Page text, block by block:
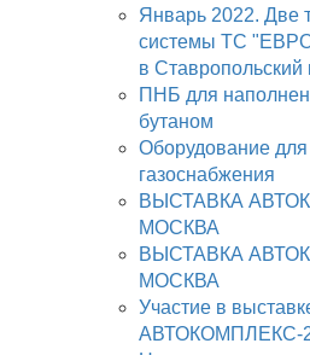
Январь 2022. Две
системы ТС
в Ставропольский
ПНБ для
бутаном
Оборудование
газоснабжения
ВЫСТАВКА
МОСКВА
ВЫСТАВКА
МОСКВА
Участие в
АВТОКОМПЛЕКС-